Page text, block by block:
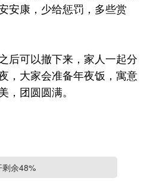
安康，少给惩罚，多些赏
可以撤下来，家人一起分
，大家会准备年夜饭，寓意
，团圆圆满。
，女不祭灶”的古训。中
在腊月祭灶时，则由男子担
剩余48%